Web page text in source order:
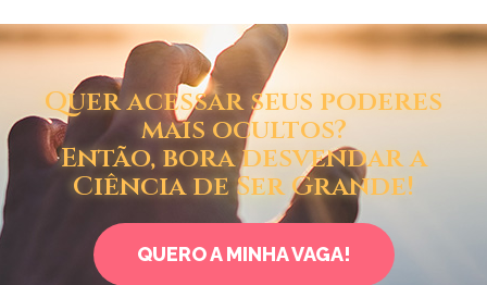
Quer acessar seus poderes
mais ocultos?
Então, bora desvendar a
Ciência de Ser Grande!
QUERO A MINHA VAGA!